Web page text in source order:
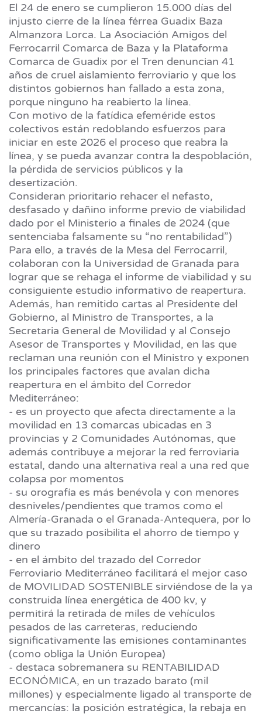
El 24 de enero se cumplieron 15.000 días del
injusto cierre de la línea férrea Guadix Baza
Almanzora Lorca. La Asociación Amigos del
Ferrocarril Comarca de Baza y la Plataforma
Comarca de Guadix por el Tren denuncian 41
años de cruel aislamiento ferroviario y que los
distintos gobiernos han fallado a esta zona,
porque ninguno ha reabierto la línea.
Con motivo de la fatídica efeméride estos
colectivos están redoblando esfuerzos para
iniciar en este 2026 el proceso que reabra la
línea, y se pueda avanzar contra la despoblación,
la pérdida de servicios públicos y la
desertización.
Consideran prioritario rehacer el nefasto,
desfasado y dañino informe previo de viabilidad
dado por el Ministerio a finales de 2024 (que
sentenciaba falsamente su “no rentabilidad”)
Para ello, a través de la Mesa del Ferrocarril,
colaboran con la Universidad de Granada para
lograr que se rehaga el informe de viabilidad y su
consiguiente estudio informativo de reapertura.
Además, han remitido cartas al Presidente del
Gobierno, al Ministro de Transportes, a la
Secretaria General de Movilidad y al Consejo
Asesor de Transportes y Movilidad, en las que
reclaman una reunión con el Ministro y exponen
los principales factores que avalan dicha
reapertura en el ámbito del Corredor
Mediterráneo:
- es un proyecto que afecta directamente a la
movilidad en 13 comarcas ubicadas en 3
provincias y 2 Comunidades Autónomas, que
además contribuye a mejorar la red ferroviaria
estatal, dando una alternativa real a una red que
colapsa por momentos
- su orografía es más benévola y con menores
desniveles/pendientes que tramos como el
Almería-Granada o el Granada-Antequera, por lo
que su trazado posibilita el ahorro de tiempo y
dinero
- en el ámbito del trazado del Corredor
Ferroviario Mediterráneo facilitará el mejor caso
de MOVILIDAD SOSTENIBLE sirviéndose de la ya
construida línea energética de 400 kv, y
permitirá la retirada de miles de vehículos
pesados de las carreteras, reduciendo
significativamente las emisiones contaminantes
(como obliga la Unión Europea)
- destaca sobremanera su RENTABILIDAD
ECONÓMICA, en un trazado barato (mil
millones) y especialmente ligado al transporte de
mercancías: la posición estratégica, la rebaja en